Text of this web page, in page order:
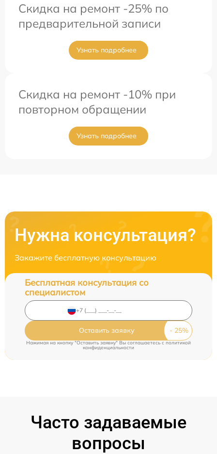
Скидка на ремонт -25% по
предварительной записи
Узнать подробнее
Скидка на ремонт -10% при
повторном обращении
Узнать подробнее
Нужна консультация?
Закажите бесплатную консультацию
Бесплатная консультация со
специалистом
Оставить заявку
Нажимая на кнопку "Оставить заявку" Вы соглашаетесь cполитикой
конфиденциальности
Часто задаваемые
вопросы